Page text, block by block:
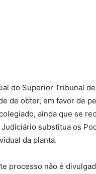
do Superior Tribunal
de obter, em favor de
ainda que se
substitua os
da planta.
processo não é